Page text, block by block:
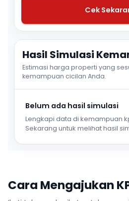
Cek
Hasil Simulasi
Estimasi harga properti yang
kemampuan cicilan Anda.
Belum ada hasil simulasi
Lengkapi data di kemampuan
Sekarang untuk melihat hasil
Cara Mengajukan